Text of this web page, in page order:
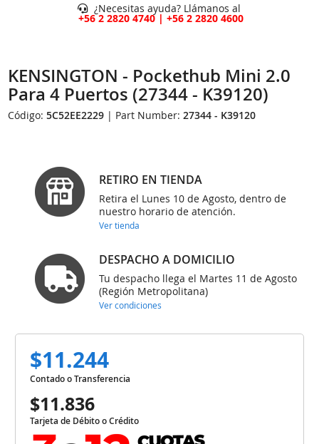
¿Necesitas ayuda? Llámanos al
+56 2 2820 4740 | +56 2 2820 4600
KENSINGTON - Pockethub Mini 2.0
Para 4 Puertos (27344 - K39120)
Código:5C52EE2229 | Part Number:27344 - K39120
RETIRO EN TIENDA
Retira el Lunes 10 de Agosto, dentro de
nuestro horario de atención.
Ver tienda
DESPACHO A DOMICILIO
Tu despacho llega el Martes 11 de Agosto
(Región Metropolitana)
Ver condiciones
$11.244
Contado o Transferencia
$11.836
Tarjeta de Débito o Crédito